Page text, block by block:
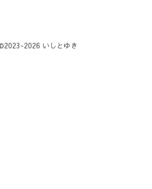
2026 いしとゆき